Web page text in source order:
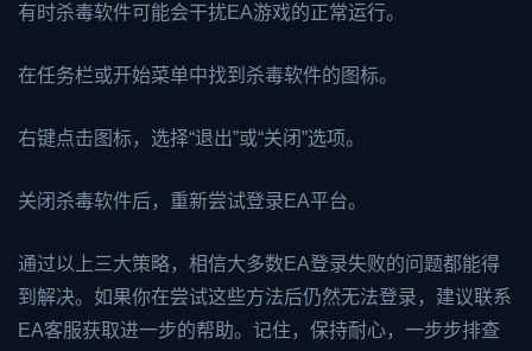
有时杀毒软件可能会干扰EA游戏的正常运行。
在任务栏或开始菜单中找到杀毒软件的图标。
右键点击图标，选择“退出”或“关闭”选项。
关闭杀毒软件后，重新尝试登录EA平台。
通过以上三大策略，相信大多数EA登录失败的问题都能得
到解决。如果你在尝试这些方法后仍然无法登录，建议联系
EA客服获取进一步的帮助。记住，保持耐心，一步步排查